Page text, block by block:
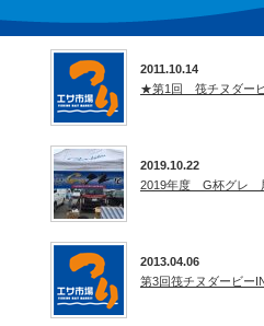
2011.10.14
★第1回 筏チヌダー
2019.10.22
2019年度 G杯グレ
2013.04.06
第3回筏チヌダービー